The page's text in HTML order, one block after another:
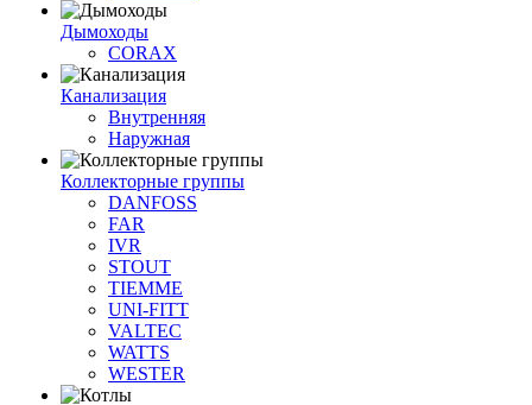
Дымоходы
CORAX
Канализация
Внутренняя
Наружная
Коллекторные группы
DANFOSS
FAR
IVR
STOUT
TIEMME
UNI-FITT
VALTEC
WATTS
WESTER